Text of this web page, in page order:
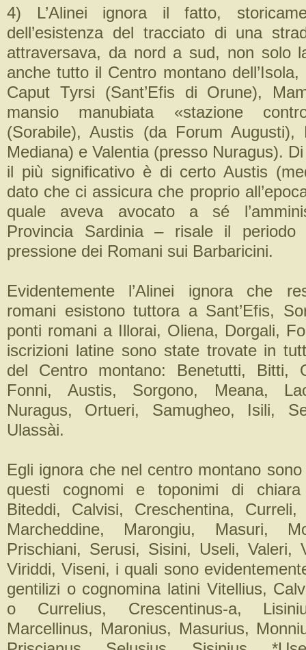
4) L’Alinei ignora il fatto,
dell’esistenza del tracciato di una
attraversava, da nord a sud, non solo
anche tutto il Centro montano
Caput Tyrsi (Sant’Efis di Orune),
mansio manubiata «stazione
(Sorabile), Austis (da Forum Augusti),
Mediana) e Valentia (presso Nuragus).
il più significativo è di certo Austis
dato che ci assicura che proprio
quale aveva avocato a sé
Provincia Sardinia – risale il periodo
pressione dei Romani sui Barbaricini.
Evidentemente l’Alinei ignora che
romani esistono tuttora a Sant’Efis,
ponti romani a Illorai, Oliena, Dorgali,
iscrizioni latine sono state trovate in
del Centro montano: Benetutti, Bitti,
Fonni, Austis, Sorgono, Meana,
Nuragus, Ortueri, Samugheo, Isili,
Ulassài.
Egli ignora che nel centro montano
questi cognomi e toponimi di
Biteddi, Calvisi, Creschentina,
Marcheddine, Marongiu, Masuri,
Prischiani, Serusi, Sisini, Useli, Valeri,
Viriddi, Viseni, i quali sono
gentilizi o cognomina latini Vitellius,
o Currelius, Crescentinus-a,
Marcellinus, Maronius, Masurius,